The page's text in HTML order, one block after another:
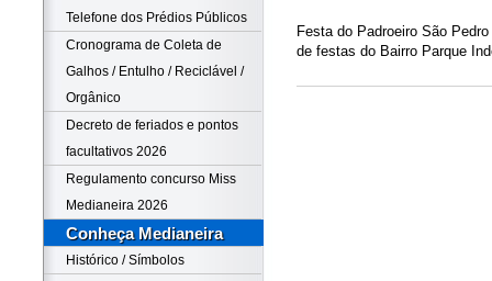
Telefone dos Prédios Públicos
Cronograma de Coleta de
Galhos / Entulho / Reciclável /
Orgânico
Decreto de feriados e pontos
facultativos 2026
Regulamento concurso Miss
Medianeira 2026
Conheça Medianeira
Histórico / Símbolos
Festa do Padroeiro São
de festas do Bairro Parque